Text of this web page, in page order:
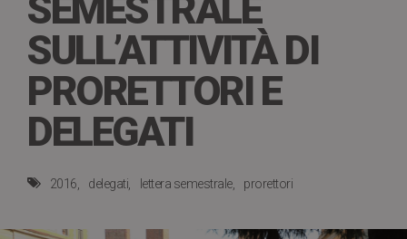
SULL’ATTIVITÀ DI
PRORETTORI E
DELEGATI
2016 delegati lettera semestrale prorettori